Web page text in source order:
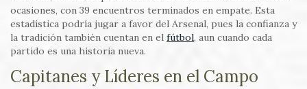
ocasiones, con 39 encuentros terminados en empate. Esta
estadística podría jugar a favor del Arsenal, pues la confianza y
la tradición también cuentan en el fútbol, aun cuando cada
partido es una historia nueva.
Capitanes y Líderes en el Campo